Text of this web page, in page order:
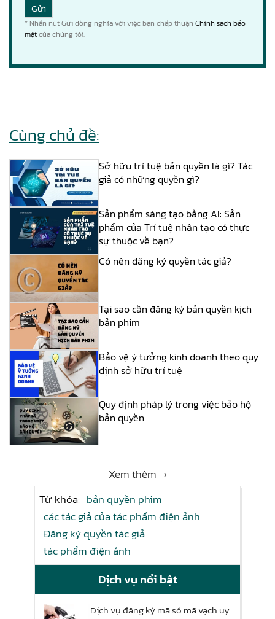
* Nhấn nút Gửi đồng nghĩa với việc bạn chấp thuận Chính sách bảo
mậtcủa chúng tôi.
Cùng chủ đề:
Sở hữu trí tuệ bản quyền là gì? Tác
giả có những quyền gì?
Sản phẩm sáng tạo bằng AI: Sản
phẩm của Trí tuệ nhân tạo có thực
sự thuộc về bạn?
Có nên đăng ký quyền tác giả?
Tại sao cần đăng ký bản quyền kịch
bản phim
Bảo vệ ý tưởng kinh doanh theo quy
định sở hữu trí tuệ
Quy định pháp lý trong việc bảo hộ
bản quyền
Xem thêm →
Từ khóa: bản quyền phim
các tác giả của tác phẩm điện ảnh
Đăng ký quyền tác giả
tác phẩm điện ảnh
Dịch vụ nổi bật
Dịch vụ đăng ký mã số mã vạch uy